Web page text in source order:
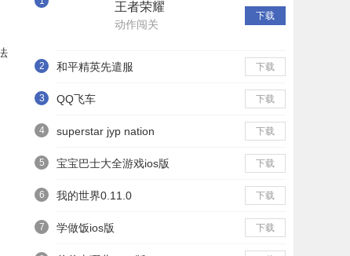
王者荣耀
动作闯关
下载
2 和平精英先遣服 下载
3 QQ飞车 下载
4 superstar jyp nation 下载
5 宝宝巴士大全游戏ios版 下载
6 我的世界0.11.0 下载
7 学做饭ios版 下载